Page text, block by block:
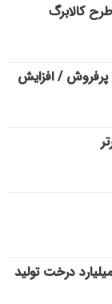
کالابرگ
/ افزایش
درخت تولید